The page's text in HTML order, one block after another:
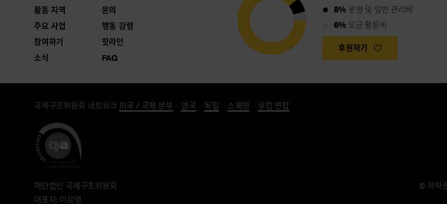
활동 지역
주요 사업
참여하기
소식
문의
행동 강령
핫라인
FAQ
8% 운영 및 일반 관리비
6% 모금 활동비
후원하기
국제구조위원회 네트워크 미국 / 국제 본부 영국 독일 스웨덴 유럽 연합
재단법인 국제구조위원회
대표자: 이은영
© 저작